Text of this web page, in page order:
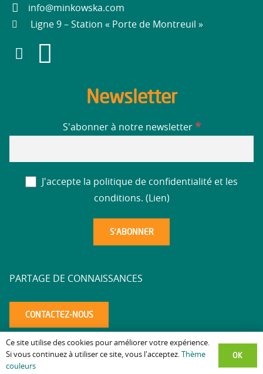
info@minkowska.com
Ligne 9 – Station « Porte de Montreuil »
Newsletter
S'abonner à notre newsletter *
J'accepte la politique de confidentialité et les
conditions. ( Lien)
PARTAGE DE CONNAISSANCES
CONTACTEZ-NOUS
Mentions légales–Politique de confidentialité–Accessibilité–
Ce site utilise des cookies pour améliorer votre expérience.
Si vous continuez à utiliser ce site, vous l'acceptez.
Thème
couleurs
OK